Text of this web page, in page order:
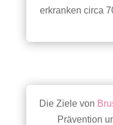
erkranken circa
Die Ziele von
Prävention